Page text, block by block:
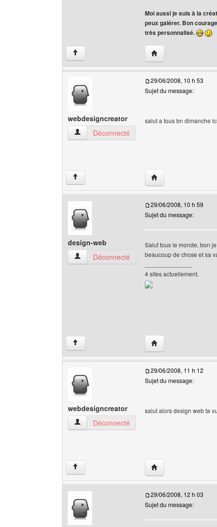
Moi aussi je suis à la
peux galérer. Bon
très personnalisé.
↑ Visiter le site web
webdesigncreator
webdesigncreator Voir le profil de l'utilisateur
Déconnecté
29/06/2008, 10 h 53
Sujet du message:
salut a tous bn dimanche
↑ Visiter le site web
design-web
design-web Voir le profil de l'utilisateur
Déconnecté
29/06/2008, 10 h 59
Sujet du message:
Salut tous le monde, bon
beaucoup de chose et sa
4 sites actuellement.
↑ Visiter le site web
webdesigncreator
webdesigncreator Voir le profil de l'utilisateur
Déconnecté
29/06/2008, 11 h 12
Sujet du message:
salut alors design web ta
↑ Visiter le site web
29/06/2008, 12 h 03
Sujet du message: